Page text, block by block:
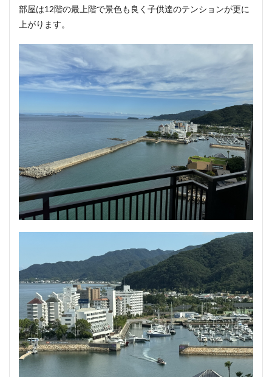
部屋は12階の最上階で景色も良く子供達のテンションが更に
上がります。